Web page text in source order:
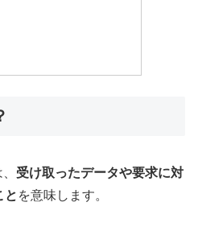
受け取ったデータや要求に対
と を意味します。